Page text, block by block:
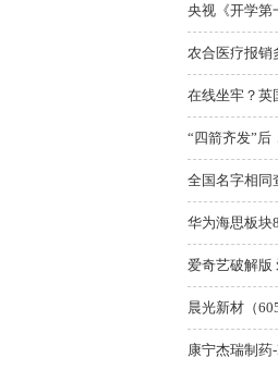
央视《开学第
农合医疗报销
在线坐牢？英
“四箭齐发”后
全国名字相同
华为海思板块
爱奇艺破解版
晨光新材（
康宁杰瑞制药